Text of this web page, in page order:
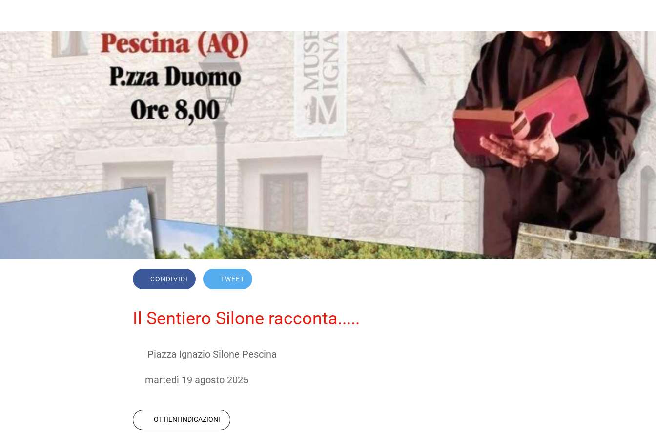
CONDIVIDI TWEET
Il Sentiero Silone racconta.....
Piazza Ignazio Silone Pescina
martedì 19 agosto 2025
OTTIENI INDICAZIONI